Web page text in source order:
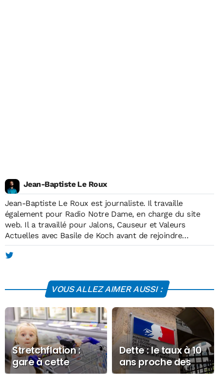
Jean-Baptiste Le Roux
Jean-Baptiste Le Roux est journaliste. Il travaille
également pour Radio Notre Dame, en charge du site
web. Il a travaillé pour Jalons, Causeur et Valeurs
Actuelles avec Basile de Koch avant de rejoindre
Economie Matin, à sa création, en mai 2012. Il est
diplômé de l'Institut européen de journalisme (IEJ) et
publie de temps en temps dans la presse économique
spécialisée.
VOUS ALLEZ AIMER AUSSI :
Stretchflation :
gare à cette
hausse des prix
Dette : le taux à 10
ans proche des
4%, au plus haut